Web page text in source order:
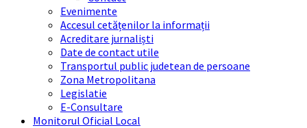
Evenimente
Accesul cetățenilor la informații
Acreditare jurnaliști
Date de contact utile
Transportul public judetean de persoane
Zona Metropolitana
Legislatie
E-Consultare
Monitorul Oficial Local